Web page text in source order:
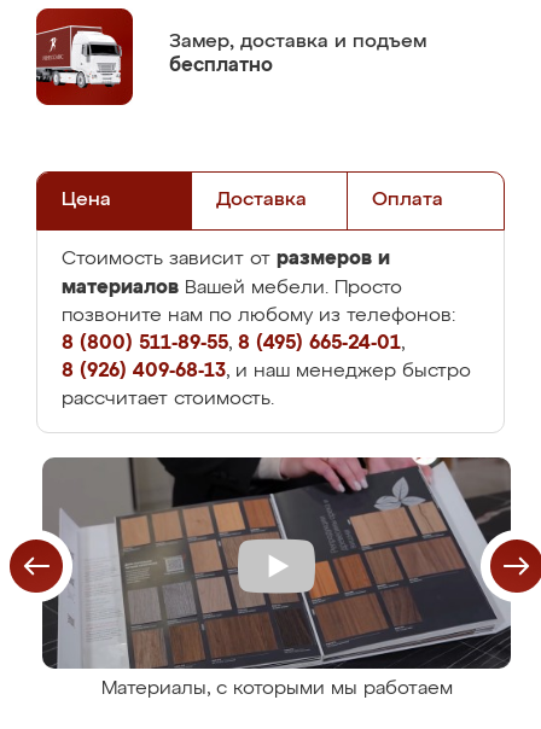
Замер, доставка и подъем
бесплатно
Цена Доставка Оплата
Стоимость зависит от размеров и
материалов Вашей мебели. Просто
позвоните нам по любому из телефонов:
8 (800) 511-89-55, 8 (495) 665-24-01,
8 (926) 409-68-13, и наш менеджер быстро
рассчитает стоимость.
Материалы, с которыми мы работаем